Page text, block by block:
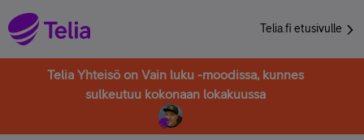
Telia.fi etusivulle
Telia Yhteisö on Vain luku -moodissa, kunnes
sulkeutuu kokonaan lokakuussa